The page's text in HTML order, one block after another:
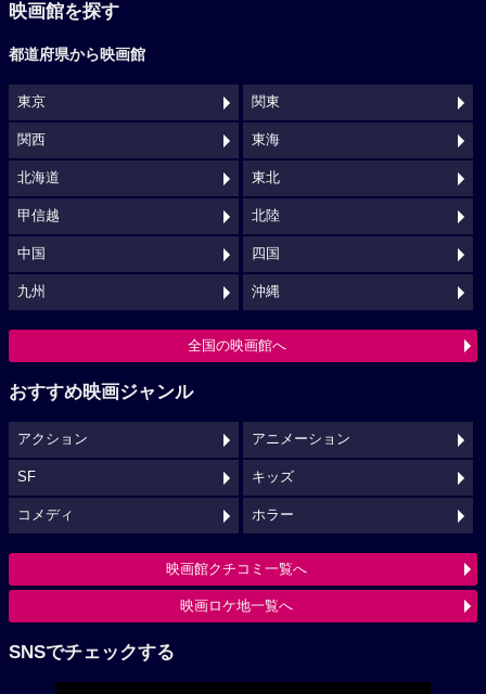
映画館を探す
都道府県から映画館
東京 関東
関西 東海
北海道 東北
甲信越 北陸
中国 四国
九州 沖縄
全国の映画館へ
おすすめ映画ジャンル
アクション アニメーション
SF キッズ
コメディ ホラー
映画館クチコミ一覧へ
映画ロケ地一覧へ
SNSでチェックする